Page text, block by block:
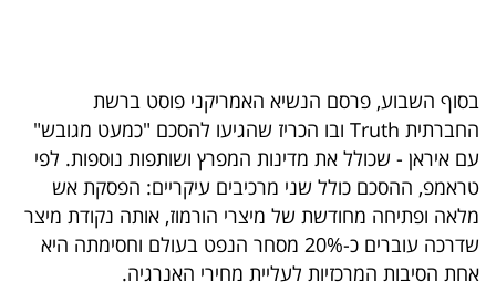
המילון
הכלכלי
פודקאסט
40
UNDER
בסוף השבוע, פרסם הנשיא האמריקני פוסט ברשת
החברתית Truth ובו הכריז שהגיעו להסכם "כמעט מגובש"
עם איראן - שכולל את מדינות המפרץ ושותפות נוספות. לפי
טראמפ, ההסכם כולל שני מרכיבים עיקריים: הפסקת אש
מלאה ופתיחה מחודשת של מיצרי הורמוז, אותה נקודת מיצר
שדרכה עוברים כ-20% מסחר הנפט בעולם וחסימתה היא
אחת הסיבות המרכזיות לעליית מחירי האנרגיה.